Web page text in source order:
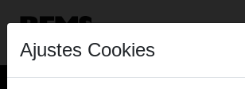
Ajustes Cookies